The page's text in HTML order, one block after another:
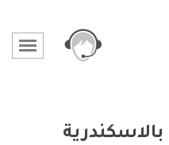
بالاسكندرية